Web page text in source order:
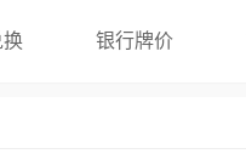
银行牌价